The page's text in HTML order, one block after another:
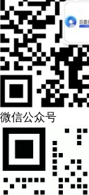
微信公众号